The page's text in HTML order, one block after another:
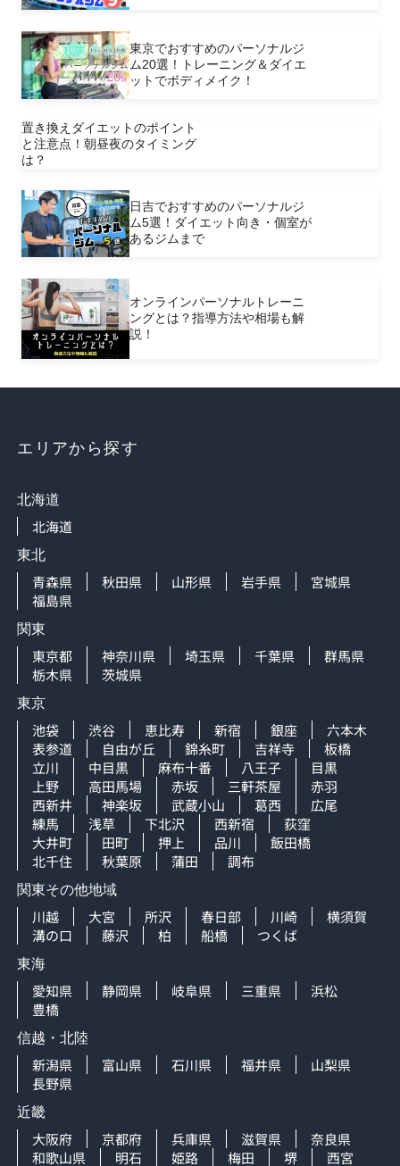
東京でおすすめのパーソナルジ
ム20選！トレーニング＆ダイエ
ットでボディメイク！
置き換えダイエットのポイント
と注意点！朝昼夜のタイミング
は？
日吉でおすすめのパーソナルジ
ム5選！ダイエット向き・個室が
あるジムまで
オンラインパーソナルトレーニ
ングとは？指導方法や相場も解
説！
エリアから探す
北海道
北海道
東北
青森県 秋田県 山形県 岩手県
宮城県
福島県
関東
東京都 神奈川県 埼玉県 千葉県
群馬県
栃木県
茨城県
東京
池袋 渋谷 恵比寿 新宿 銀座
六本木
表参道
自由が丘 錦糸町 吉祥寺
板橋
立川
中目黒 麻布十番 八王子
目黒
上野
高田馬場 赤坂 三軒茶屋
赤羽
西新井
神楽坂 武蔵小山 葛西
広尾
練馬
浅草 下北沢 西新宿
荻窪
大井町
田町 押上 品川
飯田橋
北千住
秋葉原 蒲田 調布
関東その他地域
川越 大宮 所沢 春日部 川崎
横須賀
溝の口
藤沢 柏 船橋 つくば
東海
愛知県 静岡県 岐阜県 三重県
浜松
豊橋
信越・北陸
新潟県 富山県 石川県 福井県
山梨県
長野県
近畿
大阪府 京都府 兵庫県 滋賀県
奈良県
和歌山県
明石 姫路 梅田 堺 西宮